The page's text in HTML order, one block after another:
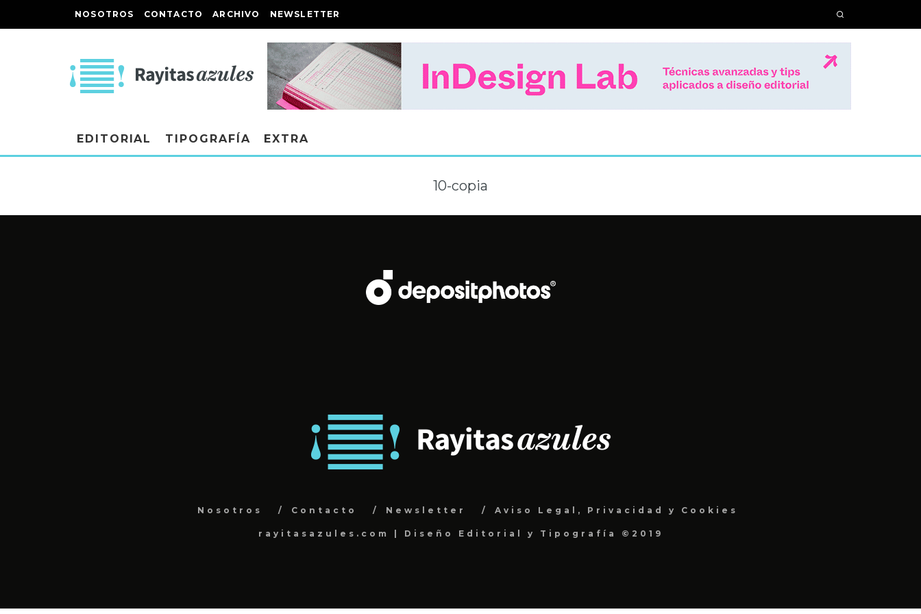
NOSOTROS CONTACTO ARCHIVO NEWSLETTER
EDITORIAL TIPOGRAFÍA EXTRA
10-copia
Nosotros Contacto Newsletter Aviso Legal, Privacidad y Cookies
rayitasazules.com | Diseño Editorial y Tipografía ©2019